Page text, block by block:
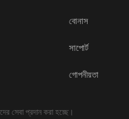
বোনাস
সাপোর্ট
গোপনীয়তা
সেবা প্রদান করা হচ্ছে।